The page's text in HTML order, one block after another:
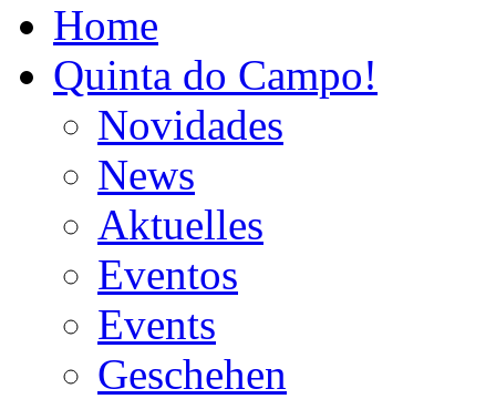
Home
Quinta do Campo!
Novidades
News
Aktuelles
Eventos
Events
Geschehen